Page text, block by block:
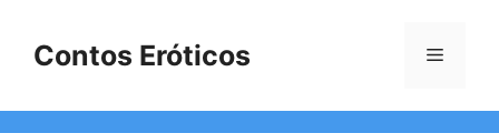
Contos Eróticos Menu